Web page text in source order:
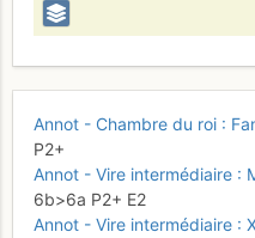
Annot - Chambre du roi :
P2+
Annot - Vire intermédiaire :
6b>6a P2+ E2
Annot - Vire intermédiaire :